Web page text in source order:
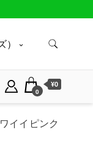
0
¥0
イイピンク